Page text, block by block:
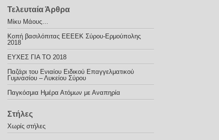
Τελευταία Άρθρα
Μίκυ Μάους…
Κοπή βασιλόπιτας ΕΕΕΕΚ Σύρου-Ερμούπολης
2018
ΕΥΧΕΣ ΓΙΑ ΤΟ 2018
Παζάρι του Ενιαίου Ειδικού Επαγγελματικού
Γυμνασίου – Λυκείου Σύρου
Παγκόσμια Ημέρα Ατόμων με Αναπηρία
Στήλες
Χωρίς στήλες